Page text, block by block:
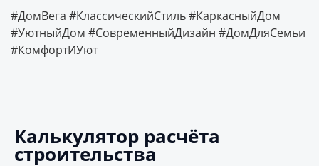
#ДомВега #КлассическийСтиль #КаркасныйДом
#УютныйДом #СовременныйДизайн #ДомДляСемьи
#КомфортИУют
Калькулятор расчёта
строительства